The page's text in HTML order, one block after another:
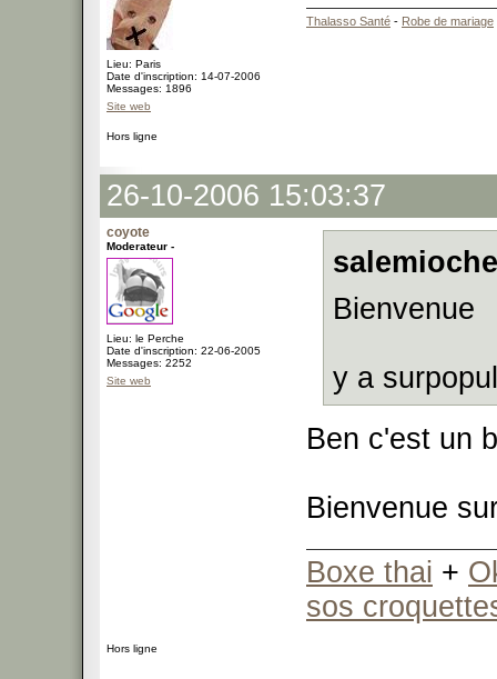
Lieu: Paris
Date d'inscription: 14-07-2006
Messages: 1896
Site web
Thalasso Santé - Robe de mariage
Hors ligne
26-10-2006 15:03:37
coyote
Moderateur -
Lieu: le Perche
Date d'inscription: 22-06-2005
Messages: 2252
Site web
Bienvenue
y a
Ben c'est un
Bienvenue
Boxe thai +
sos
Hors ligne